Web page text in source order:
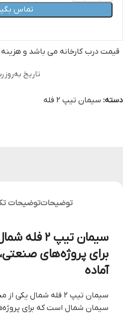
تماس
قیمت درب کارخانه می‏ باشد و
تاریخ
دسته: سیمان تیپ 2 فله
توضیحاتتوضیحات
سیمان تیپ ۲
برای پروژه‌های
آماده
سیمان تیپ ۲ فله شمال
سیمان شمال است که برای